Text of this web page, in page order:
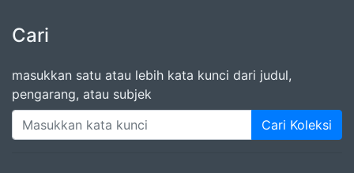
Cari
masukkan satu atau lebih kata kunci dari judul,
pengarang, atau subjek
Cari Koleksi